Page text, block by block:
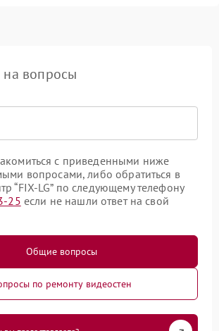
на вопросы
с приведенными ниже
вопросами, либо обратиться в
“FIX-LG” по следующему телефону
25 если не нашли ответ на свой
Общие вопросы
по ремонту видеостен